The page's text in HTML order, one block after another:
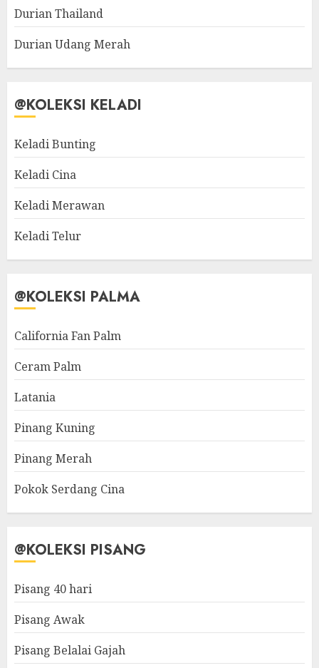
Durian Thailand
Durian Udang Merah
@KOLEKSI KELADI
Keladi Bunting
Keladi Cina
Keladi Merawan
Keladi Telur
@KOLEKSI PALMA
California Fan Palm
Ceram Palm
Latania
Pinang Kuning
Pinang Merah
Pokok Serdang Cina
@KOLEKSI PISANG
Pisang 40 hari
Pisang Awak
Pisang Belalai Gajah